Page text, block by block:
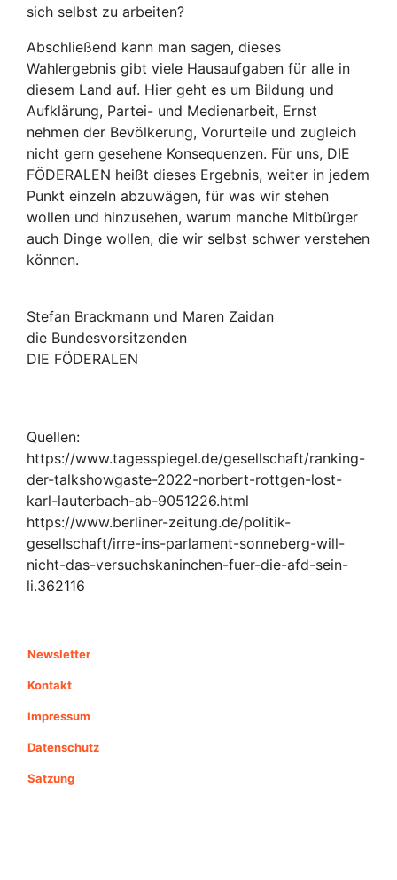
sich selbst zu arbeiten?
Abschließend kann man sagen, dieses
Wahlergebnis gibt viele Hausaufgaben für alle in
diesem Land auf. Hier geht es um Bildung und
Aufklärung, Partei- und Medienarbeit, Ernst
nehmen der Bevölkerung, Vorurteile und zugleich
nicht gern gesehene Konsequenzen. Für uns, DIE
FÖDERALEN heißt dieses Ergebnis, weiter in jedem
Punkt einzeln abzuwägen, für was wir stehen
wollen und hinzusehen, warum manche Mitbürger
auch Dinge wollen, die wir selbst schwer verstehen
können.
Stefan Brackmann und Maren Zaidan
die Bundesvorsitzenden
DIE FÖDERALEN
Quellen:
https://www.tagesspiegel.de/gesellschaft/ranking-
der-talkshowgaste-2022-norbert-rottgen-lost-
karl-lauterbach-ab-9051226.html
https://www.berliner-zeitung.de/politik-
gesellschaft/irre-ins-parlament-sonneberg-will-
nicht-das-versuchskaninchen-fuer-die-afd-sein-
li.362116
Newsletter
Kontakt
Impressum
Datenschutz
Satzung